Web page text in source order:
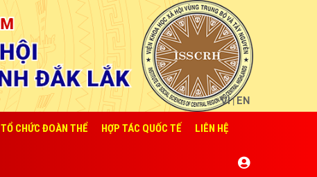
VI|EN
TỔ CHỨC ĐOÀN THỂ HỢP TÁC QUỐC TẾ LIÊN HỆ